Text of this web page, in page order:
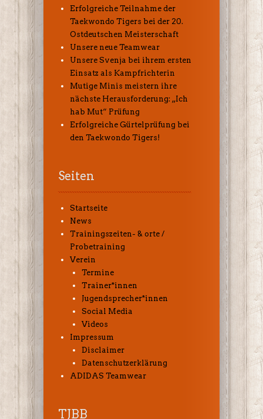
Erfolgreiche Teilnahme der
Taekwondo Tigers bei der 20.
Ostdeutschen Meisterschaft
Unsere neue Teamwear
Unsere Svenja bei ihrem ersten
Einsatz als Kampfrichterin
Mutige Minis meistern ihre
nächste Herausforderung: „Ich
hab Mut“ Prüfung
Erfolgreiche Gürtelprüfung bei
den Taekwondo Tigers!
Seiten
Startseite
News
Trainingszeiten- & orte /
Probetraining
Verein
Termine
Trainer*innen
Jugendsprecher*innen
Social Media
Videos
Impressum
Disclaimer
Datenschutzerklärung
ADIDAS Teamwear
TJBB